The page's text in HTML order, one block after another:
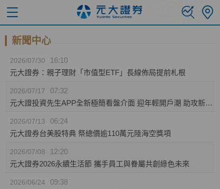
新聞中心
2026/07/30
16:10
元大證券：親子理財「市值型ETF」長線佈局提前札根
2026/07/17
07:32
元大證投資先生APP全新極簡看盤介面 迎年輕開戶潮 助攻新生代投資人效率布局
2026/07/13
06:24
元大證券台美股特典 祭總價逾110萬元陸海空獎項
2026/07/08
12:20
元大證券2026永續生活節 攜手員工與眷屬共創綠色未來
2026/06/24
09:38